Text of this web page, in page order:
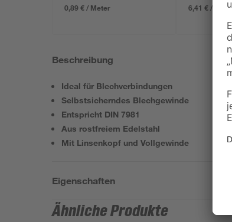
0,89 € / Meter
6,41 € / Pack
Beschreibung
Ideal für Blechverbindungen
Selbstsicherndes Blechgewinde
Entspricht DIN 7981
Aus rostfreiem Edelstahl
Mit Linsenkopf und Vollgewinde
Eigenschaften
Ähnliche Produkte